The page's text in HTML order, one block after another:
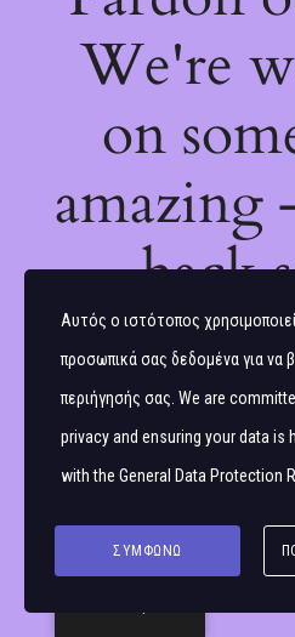
We're
on
amazing
back
Αυτός ο ιστότοπος
προσωπικά σας δεδομένα για να
περιήγησής σας. We are
privacy and ensuring your data is
with the General Data Protection
ΣΥΜΦΩΝΏ